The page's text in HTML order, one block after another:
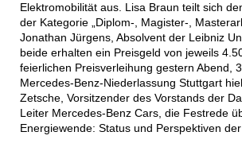
Elektromobilität aus. Lisa Braun teilt sich
der Kategorie „Diplom-, Magister-,
Jonathan Jürgens, Absolvent der Leibniz
beide erhalten ein Preisgeld von jeweils
feierlichen Preisverleihung gestern Abend,
Mercedes-Benz-Niederlassung Stuttgart
Zetsche, Vorsitzender des Vorstands der
Leiter Mercedes-Benz Cars, die Festrede
Energiewende: Status und Perspektiven